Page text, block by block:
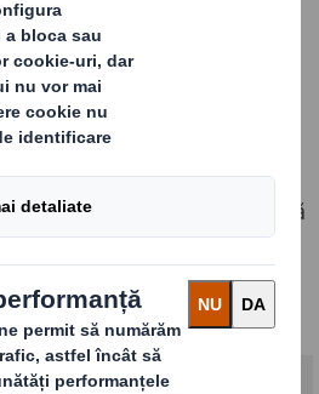
-
și DS Smith
Smith, doi dintre producătorii
și alte produse pe bază
2025 pentru a crea
ambalare sustenabile.